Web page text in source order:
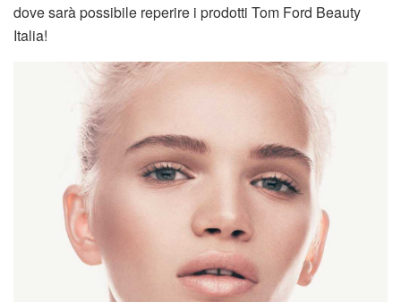
dove sarà possibile reperire i prodotti Tom Ford Beauty
Italia!